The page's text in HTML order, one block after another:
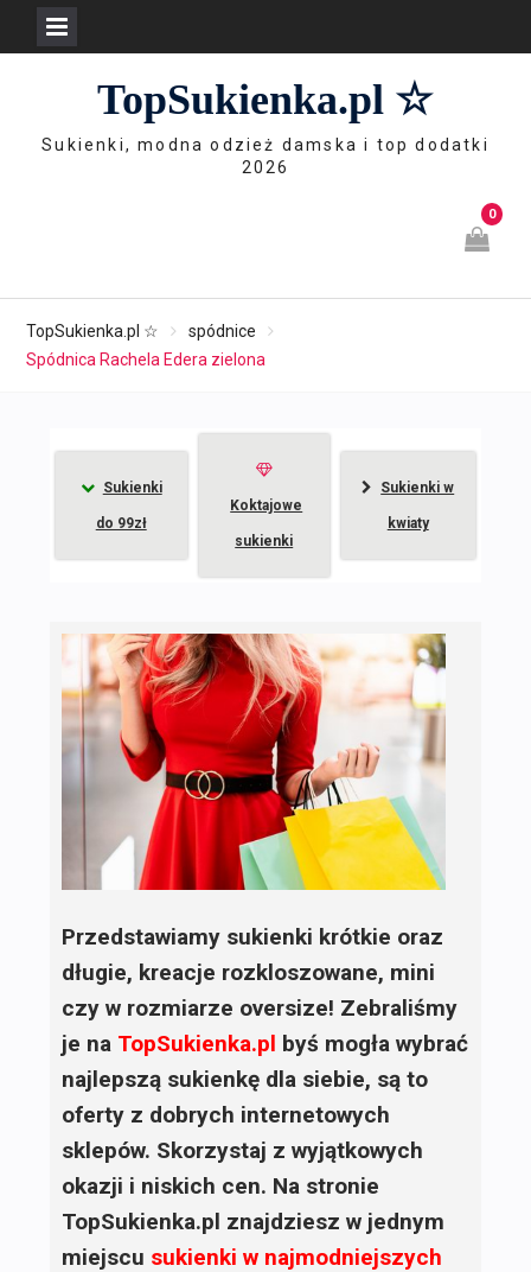
TopSukienka.pl ☆
Sukienki, modna odzież damska i top dodatki
2026
0
TopSukienka.pl ☆
spódnice
Spódnica Rachela Edera zielona
Sukienki
do 99zł
Koktajowe
sukienki
Sukienki w
kwiaty
Przedstawiamy sukienki krótkie oraz
długie, kreacje rozkloszowane, mini
czy w rozmiarze oversize! Zebraliśmy
je na TopSukienka.pl byś mogła wybrać
najlepszą sukienkę dla siebie, są to
oferty z dobrych internetowych
sklepów. Skorzystaj z wyjątkowych
okazji i niskich cen. Na stronie
TopSukienka.pl znajdziesz w jednym
miejscu sukienki w najmodniejszych